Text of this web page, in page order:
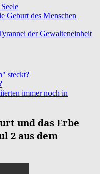
Geburt des Menschen
der Gewalteneinheit
steckt?
immer noch in
und das Erbe
2 aus dem